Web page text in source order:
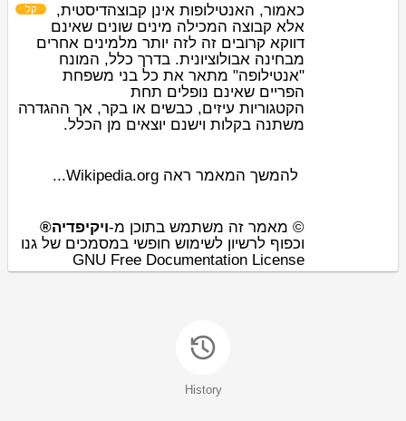
כאמור, האנטילופות אינן קבוצה
קל
דיסטית,
אלא קבוצה המכילה מינים שונים שאינם
דווקא קרובים זה לזה יותר מלמינים אחרים
מבחינה אבולוציונית. בדרך כלל, המונח
"אנטילופה" מתאר את כל בני משפחת
הפריים שאינם נופלים תחת
הקטגוריות עיזים, כבשים או בקר, אך ההגדרה
משתנה בקלות וישנם יוצאים מן הכלל.
להמשך המאמר ראה Wikipedia.org...
© מאמר זה משתמש בתוכן מ-ויקיפדיה®
וכפוף לרשיון לשימוש חופשי במסמכים של גנו
GNU Free Documentation License
History